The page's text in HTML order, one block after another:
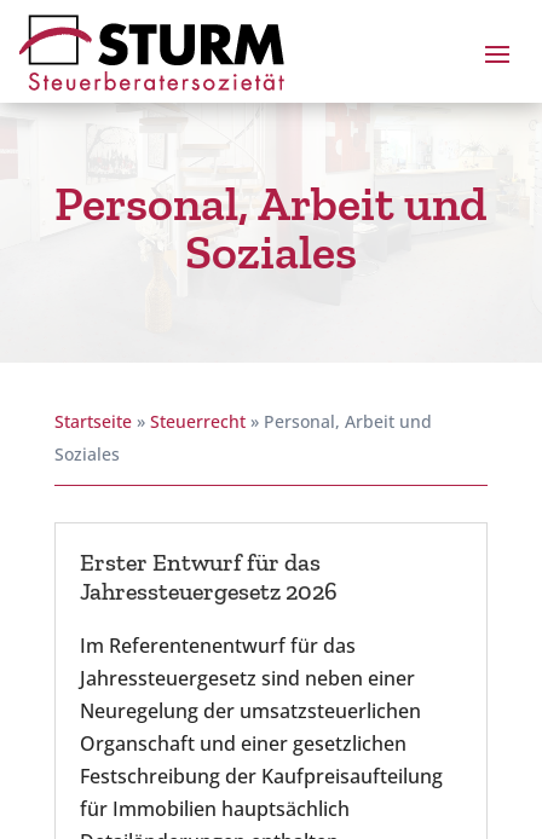
Personal, Arbeit und
Soziales
Startseite» Steuerrecht» Personal, Arbeit und
Soziales
Erster Entwurf für das
Jahressteuergesetz 2026
Im Referentenentwurf für das
Jahressteuergesetz sind neben einer
Neuregelung der umsatzsteuerlichen
Organschaft und einer gesetzlichen
Festschreibung der Kaufpreisaufteilung
für Immobilien hauptsächlich